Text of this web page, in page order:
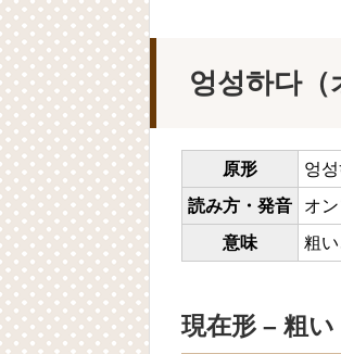
엉성하다
原形
엉
読み方・発音
オ
意味
粗
現在形 – 粗い